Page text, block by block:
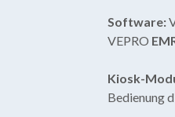
Software:
VEPRO
Kiosk-
Bedienung